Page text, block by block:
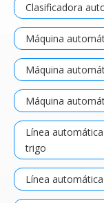
Clasificadora
Máquina
Máquina
Máquina
Línea
trigo
Línea